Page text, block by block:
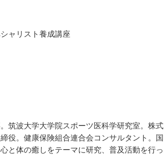
ャリスト養成講座
筑波大学大学院スポーツ医科学研究室。株式
役。健康保険組合連合会コンサルタント。国
と体の癒しをテーマに研究、普及活動を行っ